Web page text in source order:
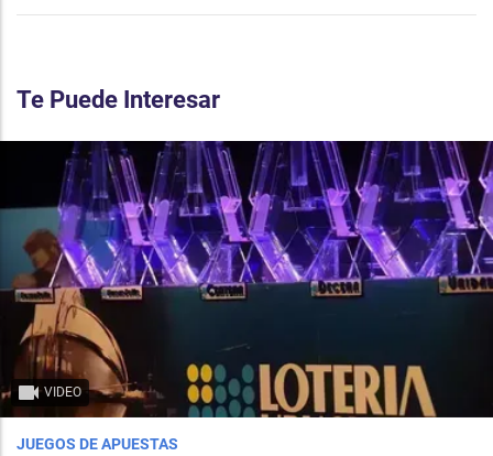
Te Puede Interesar
VIDEO
JUEGOS DE APUESTAS